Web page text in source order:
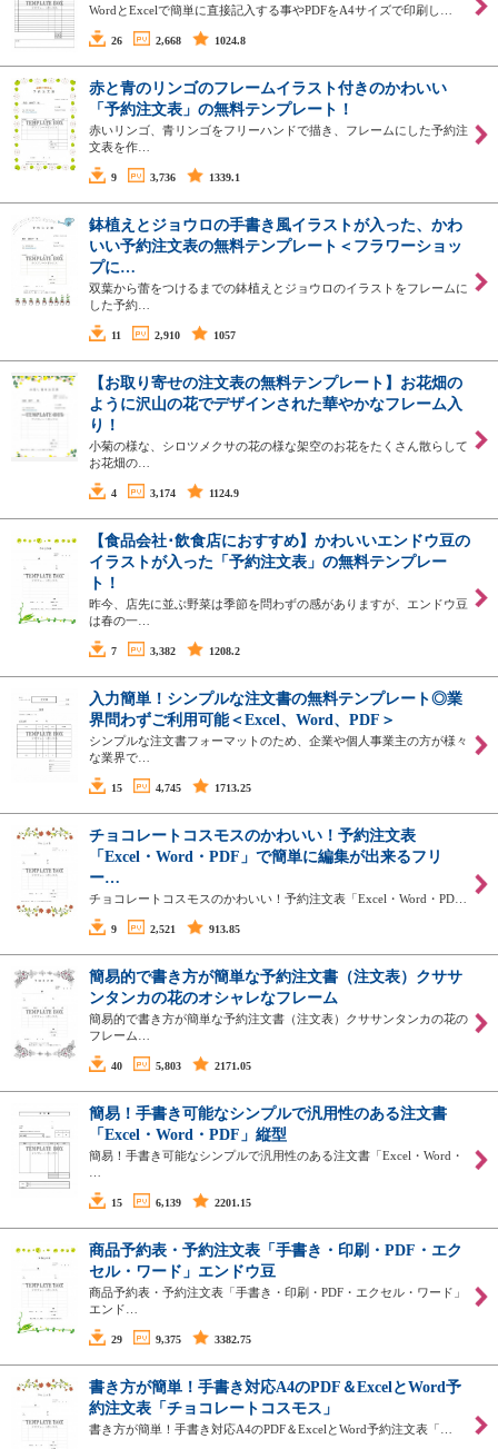
WordとExcelで簡単に直接記入する事やPDFをA4サイズで印刷し…
26 2,668 1024.8
赤と青のリンゴのフレームイラスト付きのかわいい
「予約注文表」の無料テンプレート！
赤いリンゴ、青リンゴをフリーハンドで描き、フレームにした予約注
文表を作…
9 3,736 1339.1
鉢植えとジョウロの手書き風イラストが入った、かわ
いい予約注文表の無料テンプレート＜フラワーショッ
プに…
双葉から蕾をつけるまでの鉢植えとジョウロのイラストをフレームに
した予約…
11 2,910 1057
【お取り寄せの注文表の無料テンプレート】お花畑の
ように沢山の花でデザインされた華やかなフレーム入
り！
小菊の様な、シロツメクサの花の様な架空のお花をたくさん散らして
お花畑の…
4 3,174 1124.9
【食品会社･飲食店におすすめ】かわいいエンドウ豆の
イラストが入った「予約注文表」の無料テンプレー
ト！
昨今、店先に並ぶ野菜は季節を問わずの感がありますが、エンドウ豆
は春の一…
7 3,382 1208.2
入力簡単！シンプルな注文書の無料テンプレート◎業
界問わずご利用可能＜Excel、Word、PDF＞
シンプルな注文書フォーマットのため、企業や個人事業主の方が様々
な業界で…
15 4,745 1713.25
チョコレートコスモスのかわいい！予約注文表
「Excel・Word・PDF」で簡単に編集が出来るフリ
ー…
チョコレートコスモスのかわいい！予約注文表「Excel・Word・PD…
9 2,521 913.85
簡易的で書き方が簡単な予約注文書（注文表）クササ
ンタンカの花のオシャレなフレーム
簡易的で書き方が簡単な予約注文書（注文表）クササンタンカの花の
フレーム…
40 5,803 2171.05
簡易！手書き可能なシンプルで汎用性のある注文書
「Excel・Word・PDF」縦型
簡易！手書き可能なシンプルで汎用性のある注文書「Excel・Word・
15 6,139 2201.15
商品予約表・予約注文表「手書き・印刷・PDF・エク
セル・ワード」エンドウ豆
商品予約表・予約注文表「手書き・印刷・PDF・エクセル・ワード」
エンド…
29 9,375 3382.75
書き方が簡単！手書き対応A4のPDF＆ExcelとWord予
約注文表「チョコレートコスモス」
書き方が簡単！手書き対応A4のPDF＆ExcelとWord予約注文表「…